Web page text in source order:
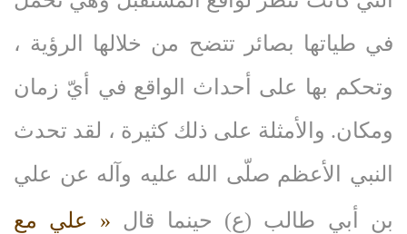
في طياتها بصائر تتضح من خلالها الرؤية ،
وتحكم بها على أحداث الواقع في أيّ زمان
ومكان. والأمثلة على ذلك كثيرة ، لقد تحدث
النبي الأعظم صلّى‌ الله‌ عليه‌ وآله عن علي
بن أبي طالب (ع) حينما قال « علي مع